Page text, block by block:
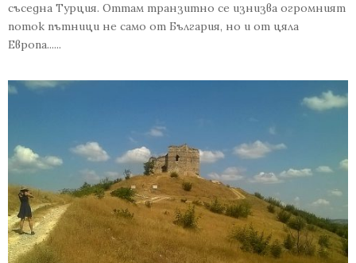
съседна Турция. Оттам транзитно се изнизва огромният
поток пътници не само от България, но и от цяла
Европа......